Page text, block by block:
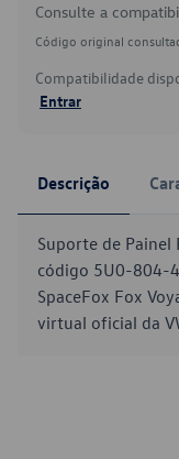
Consulte a
Código original
Compatibilidade
Entrar
Descrição
Suporte de
código 5U0-804-
SpaceFox Fox
virtual oficial da